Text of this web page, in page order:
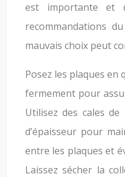
est importante et
recommandations
mauvais choix peut
Posez les plaques en
fermement pour
Utilisez des cales de
d’épaisseur pour
entre les plaques et
Laissez sécher la